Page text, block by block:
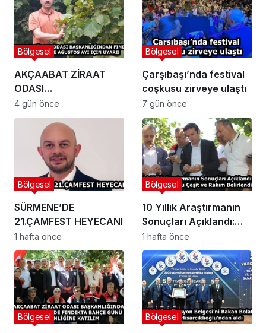
AKÇAABAT ZİRAAT
ODASI
BAŞKANLIĞINDAN
FINDIK ÜRETİCİLERİNE
AĞUSTOS AYI İÇİN
UYARI!
Bölgesel
4 gün önce
Çarşıbaşı’nda festival
coşkusu zirveye ulaştı
Bölgesel
7 gün önce
SÜRMENE’DE
21.ÇAMFEST HEYECANI
Bölgesel
1 hafta önce
10 Yıllık Araştırmanın
Sonuçları Açıklandı:
Fındıkta Doğru Çeşit ve
Rakım Belirlendi
Bölgesel
1 hafta önce
Bölgesel Bölgesel